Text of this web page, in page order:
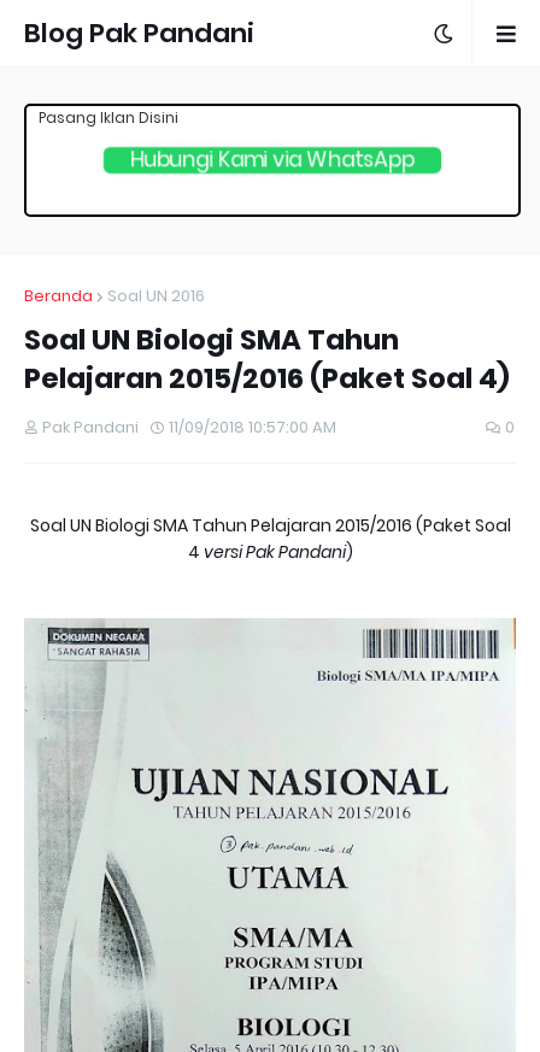
Blog Pak Pandani
Hubungi Kami via WhatsApp
Pasang Iklan Disini
Beranda Soal UN 2016
Soal UN Biologi SMA Tahun
Pelajaran 2015/2016 (Paket Soal 4)
Pak Pandani 11/09/2018 10:57:00 AM 0
Soal UN Biologi SMA Tahun Pelajaran 2015/2016 (Paket Soal
4 versi Pak Pandani)